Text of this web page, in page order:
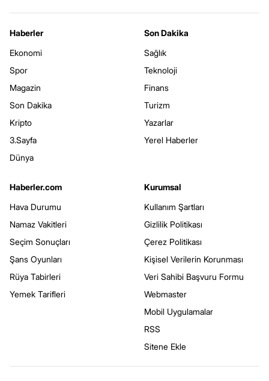
Haberler
Ekonomi
Spor
Magazin
Son Dakika
Kripto
3.Sayfa
Dünya
Son Dakika
Sağlık
Teknoloji
Finans
Turizm
Yazarlar
Yerel Haberler
Haberler.com
Hava Durumu
Namaz Vakitleri
Seçim Sonuçları
Şans Oyunları
Rüya Tabirleri
Yemek Tarifleri
Kurumsal
Kullanım Şartları
Gizlilik Politikası
Çerez Politikası
Kişisel Verilerin Korunması
Veri Sahibi Başvuru Formu
Webmaster
Mobil Uygulamalar
RSS
Sitene Ekle